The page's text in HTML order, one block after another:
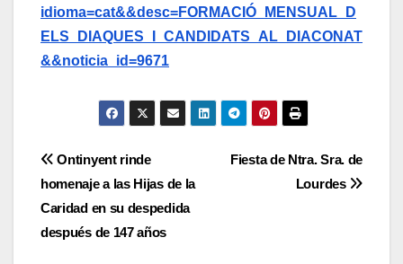
idioma=cat&&desc=FORMACIÓ_MENSUAL_D
ELS_DIAQUES_I_CANDIDATS_AL_DIACONAT
&&noticia_id=9671
Navegación
de
entradas
Fiesta de Ntra. Sra. de
Lourdes
Ontinyent rinde
homenaje a las Hijas de la
Caridad en su despedida
después de 147 años